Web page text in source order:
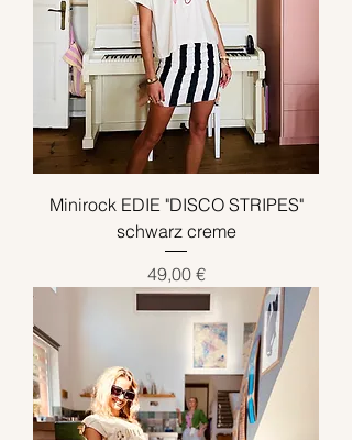
Minirock EDIE "DISCO STRIPES"
schwarz creme
Preis
49,00 €